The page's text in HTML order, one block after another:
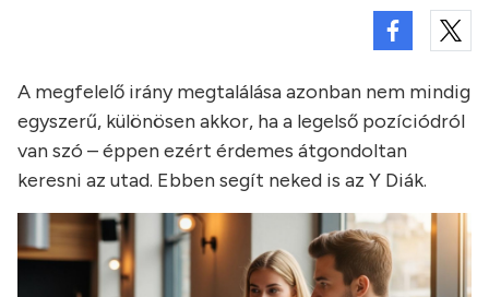
A megfelelő irány megtalálása azonban nem mindig
egyszerű, különösen akkor, ha a legelső pozíciódról
van szó – éppen ezért érdemes átgondoltan
keresni az utad. Ebben segít neked is az Y Diák.